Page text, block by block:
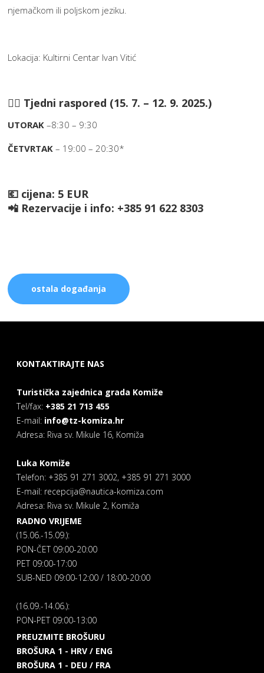
njemačkom ili poljskom jeziku.
Lokacija: Kultirni Centar Ivan Vitić
🧘‍♀️ Tjedni raspored (15. 7. – 12. 9. 2025.)
UTORAK –8:30 – 9:30
ČETVRTAK – 19:00 – 20:30*
💶 cijena: 5 EUR
📲 Rezervacije i info: +385 91 622 8303
ostala događanja
KONTAKTIRAJTE NAS
Turistička zajednica grada Komiže
Tel/fax: +385 21 713 455
E-mail: info@tz-komiza.hr
Adresa: Riva sv. Mikule 16, Komiža
Luka Komiže
Telefon: +385 91 271 3002, +385 91 271 3000
E-mail: recepcija@nautica-komiza.com
Adresa: Riva sv. Mikule 2, Komiža
RADNO VRIJEME
(15.06.-15.09.):
PON-ČET 09:00-20:00
PET 09:00-17:00
SUB-NED 09:00-12:00 / 18:00-20:00
(16.09.-14.06.):
PON-PET 09:00-13:00
PREUZMITE BROŠURU
BROŠURA 1 - HRV / ENG
BROŠURA 1 - DEU / FRA